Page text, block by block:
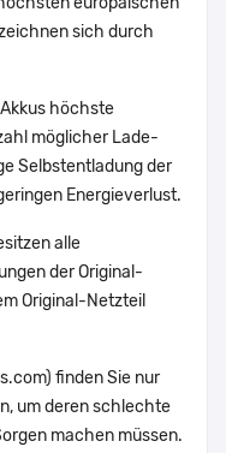
sich durch
höchste
möglicher Lade-
Selbstentladung der
Energieverlust.
alle
der Original-
Original-Netzteil
finden Sie nur
um deren schlechte
machen müssen.